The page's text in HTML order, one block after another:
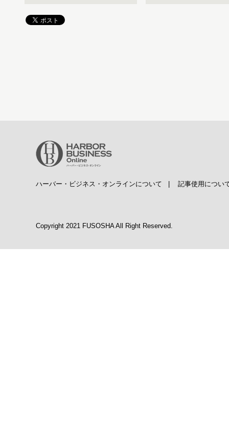
ハーバー・ビジネス・オンラインについて 記事使用につい
Copyright 2021 FUSOSHA All Right Reserved.